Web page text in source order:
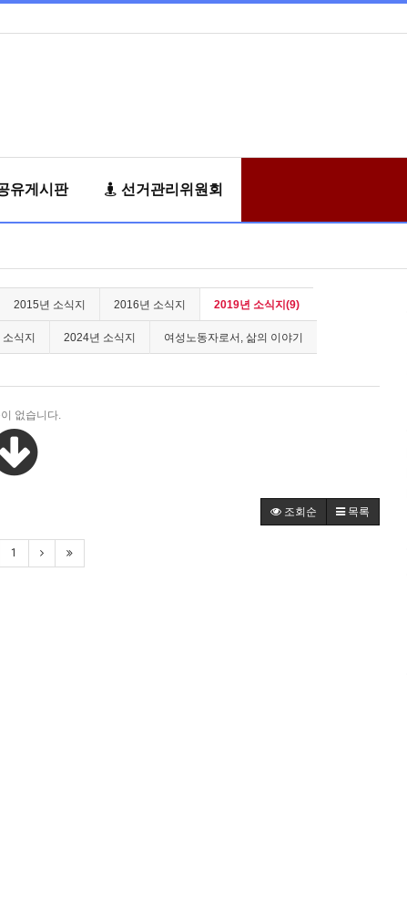
유게시판 선거관리위원회
2015년 소식지 2016년 소식지 2019년 소식지(9)
식지 2024년 소식지 여성노동자로서, 삶의 이야기
없습니다.
조회순 목록
1